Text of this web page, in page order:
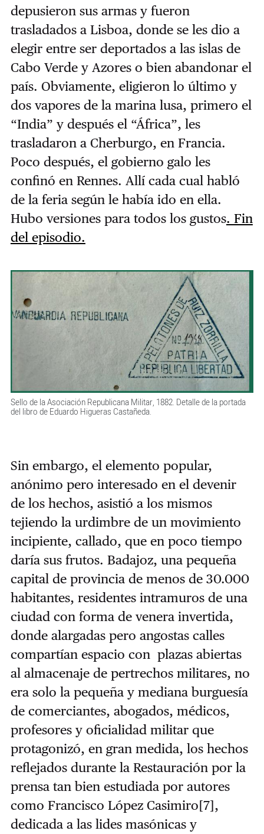
depusieron sus armas y fueron
trasladados a Lisboa, donde se les dio a
elegir entre ser deportados a las islas de
Cabo Verde y Azores o bien abandonar el
país. Obviamente, eligieron lo último y
dos vapores de la marina lusa, primero el
“India” y después el “África”, les
trasladaron a Cherburgo, en Francia.
Poco después, el gobierno galo les
confinó en Rennes. Allí cada cual habló
de la feria según le había ido en ella.
Hubo versiones para todos los gustos. Fin
del episodio.
Sello de la Asociación Republicana Militar, 1882. Detalle de la portada
del libro de Eduardo Higueras Castañeda.
Sin embargo, el elemento popular,
anónimo pero interesado en el devenir
de los hechos, asistió a los mismos
tejiendo la urdimbre de un movimiento
incipiente, callado, que en poco tiempo
daría sus frutos. Badajoz, una pequeña
capital de provincia de menos de 30.000
habitantes, residentes intramuros de una
ciudad con forma de venera invertida,
donde alargadas pero angostas calles
compartían espacio con plazas abiertas
al almacenaje de pertrechos militares, no
era solo la pequeña y mediana burguesía
de comerciantes, abogados, médicos,
profesores y oficialidad militar que
protagonizó, en gran medida, los hechos
reflejados durante la Restauración por la
prensa tan bien estudiada por autores
como Francisco López Casimiro[7],
dedicada a las lides masónicas y